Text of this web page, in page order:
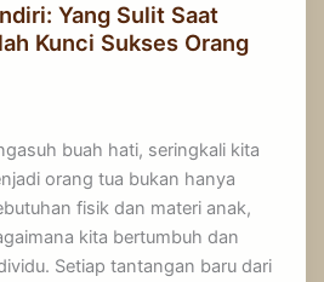
Yang Sulit Saat
Kunci Sukses Orang
buah hati, seringkali kita
orang tua bukan hanya
fisik dan materi anak,
kita bertumbuh dan
Setiap tantangan baru dari